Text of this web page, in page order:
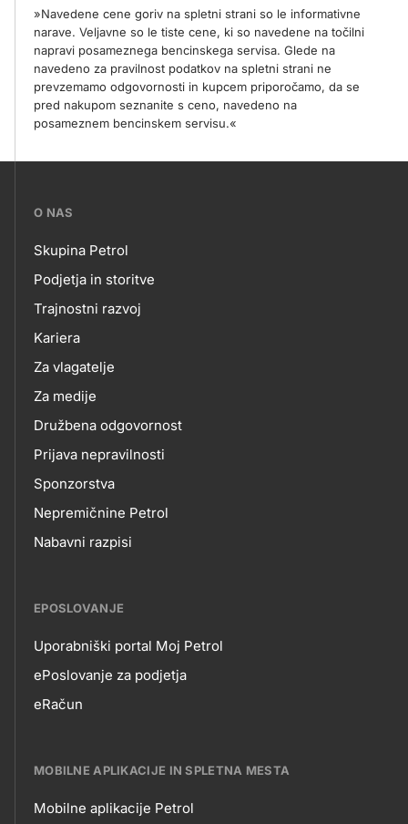
»Navedene cene goriv na spletni strani so le informativne
narave. Veljavne so le tiste cene, ki so navedene na točilni
napravi posameznega bencinskega servisa. Glede na
navedeno za pravilnost podatkov na spletni strani ne
prevzemamo odgovornosti in kupcem priporočamo, da se
pred nakupom seznanite s ceno, navedeno na
posameznem bencinskem servisu.«
???
skupno.footer-
title???
O NAS
O
NAS
Skupina Petrol
Podjetja in storitve
Trajnostni razvoj
Kariera
Za vlagatelje
Za medije
Družbena odgovornost
Prijava nepravilnosti
Sponzorstva
Nepremičnine Petrol
Nabavni razpisi
EPOSLOVANJE
EPOSLOVANJE
Uporabniški portal Moj Petrol
ePoslovanje za podjetja
eRačun
MOBILNE APLIKACIJE IN SPLETNA MESTA
Mobilne aplikacije Petrol